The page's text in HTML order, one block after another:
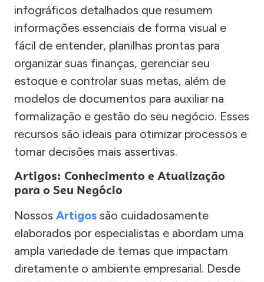
infográficos detalhados que resumem
informações essenciais de forma visual e
fácil de entender, planilhas prontas para
organizar suas finanças, gerenciar seu
estoque e controlar suas metas, além de
modelos de documentos para auxiliar na
formalização e gestão do seu negócio. Esses
recursos são ideais para otimizar processos e
tomar decisões mais assertivas.
Artigos: Conhecimento e Atualização
para o Seu Negócio
Nossos Artigos são cuidadosamente
elaborados por especialistas e abordam uma
ampla variedade de temas que impactam
diretamente o ambiente empresarial. Desde